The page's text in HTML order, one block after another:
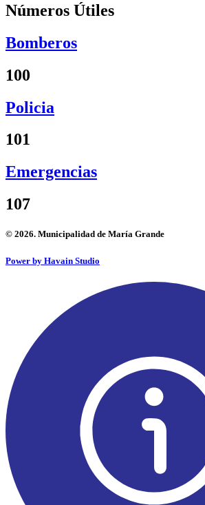
Números Útiles
Bomberos
100
Policia
101
Emergencias
107
© 2026. Municipalidad de María Grande
Power by Havain Studio